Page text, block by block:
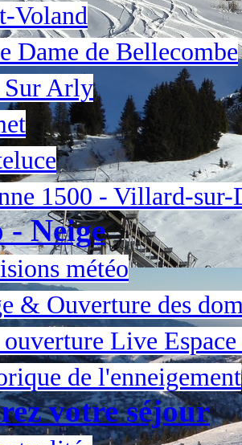
Voland
Dame de Bellecombe
Sur Arly
1500 - Villard-sur-
- Neige
météo
& Ouverture des
ouverture Live
de l'enneigement
votre séjour